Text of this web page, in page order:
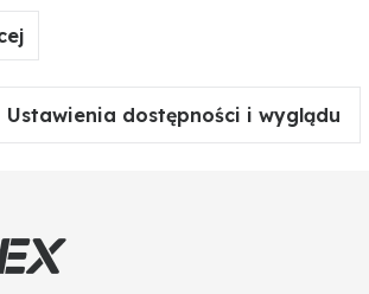
Ustawienia dostępności i wyglądu